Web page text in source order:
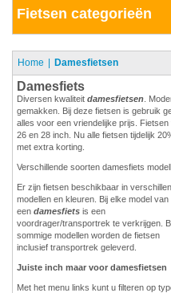
Fietsen categorieën
Home Damesfietsen
Damesfiets
Diversen kwaliteit damesfietsen .
gemakken. Bij deze fietsen is gebruik
alles voor een vriendelijke prijs.
26 en 28 inch. Nu alle fietsen tijdelijk
met extra korting.
Verschillende soorten damesfiets
Er zijn fietsen beschikbaar in
modellen en kleuren. Bij elke model van
een damesfiets is een
voordrager/transportrek te verkrijgen.
sommige modellen worden de fietsen
inclusief transportrek geleverd.
Juiste inch maar voor damesfietsen
Met het menu links kunt u filteren op